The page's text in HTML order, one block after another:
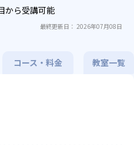
から受講可能
最終更新日： 2026年07月08日
コース・料金 教室一覧